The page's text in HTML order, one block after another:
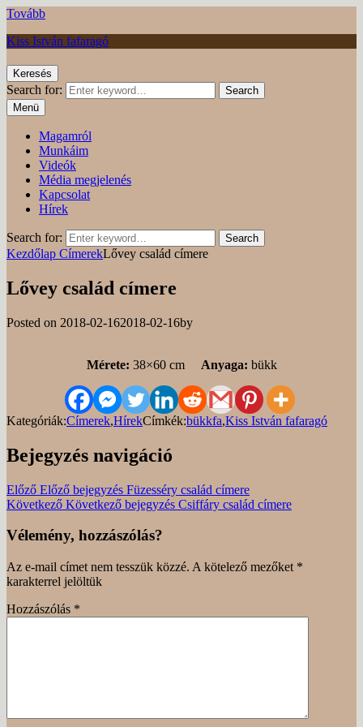
Tovább
Kiss István fafaragó
Keresés
Search for:
Search
Menü
Magamról
Munkáim
Videók
Média megjelenés
Kapcsolat
Hírek
Search for: Search
Kezdőlap CímerekLővey család címere
Lővey család címere
Posted on 2018-02-162018-02-16by
Mérete: 38×60 cm Anyaga: bükk
Kategóriák:Címerek,HírekCímkék:bükkfa,Kiss István fafaragó
Bejegyzés navigáció
Előző Előző bejegyzés Füzesséry család címere
Következő Következő bejegyzés Csiffáry család címere
Vélemény, hozzászólás?
Az e-mail címet nem tesszük közzé. A kötelező mezőket *
karakterrel jelöltük
Hozzászólás *